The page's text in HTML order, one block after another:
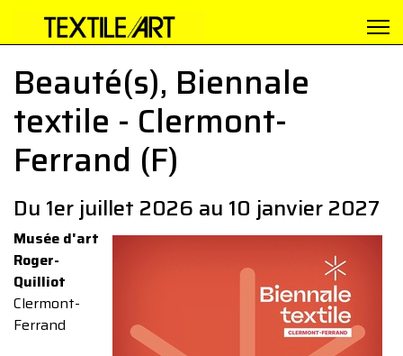
Beauté(s), Biennale
textile - Clermont-
Ferrand (F)
Du 1er juillet 2026 au 10 janvier 2027
Musée d'art
Roger-
Quilliot
Clermont-
Ferrand